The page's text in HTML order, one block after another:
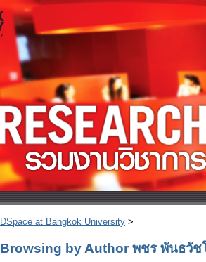
DSpace at Bangkok University >
Browsing by Author พชร พันธวัช